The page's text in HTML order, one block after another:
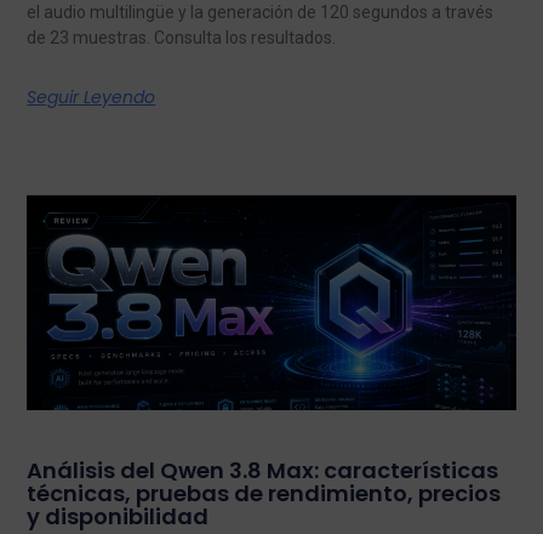
el audio multilingüe y la generación de 120 segundos a través
de 23 muestras. Consulta los resultados.
Seguir Leyendo
Análisis del Qwen 3.8 Max: características
técnicas, pruebas de rendimiento, precios
y disponibilidad